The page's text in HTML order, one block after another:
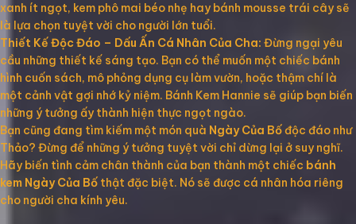
xanh ít ngọt, kem phô mai béo nhẹ hay bánh mousse trái cây sẽ
là lựa chọn tuyệt vời cho người lớn tuổi.
Thiết Kế Độc Đáo – Dấu Ấn Cá Nhân Của Cha: Đừng ngại yêu
cầu những thiết kế sáng tạo. Bạn có thể muốn một chiếc bánh
hình cuốn sách, mô phỏng dụng cụ làm vườn, hoặc thậm chí là
một cảnh vật gợi nhớ kỷ niệm. Bánh Kem Hannie sẽ giúp bạn biến
những ý tưởng ấy thành hiện thực ngọt ngào.
Bạn cũng đang tìm kiếm một món quà Ngày Của Bốđộc đáo như
Thảo? Đừng để những ý tưởng tuyệt vời chỉ dừng lại ở suy nghĩ.
Hãy biến tình cảm chân thành của bạn thành một chiếc bánh
kem Ngày Của Bố thật đặc biệt. Nó sẽ được cá nhân hóa riêng
cho người cha kính yêu.